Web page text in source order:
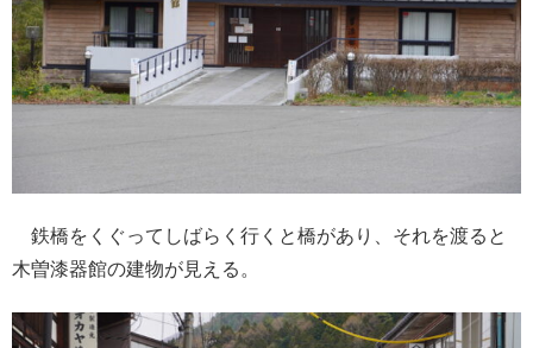
鉄橋をくぐってしばらく行くと橋があり、それを渡ると
木曽漆器館の建物が見える。